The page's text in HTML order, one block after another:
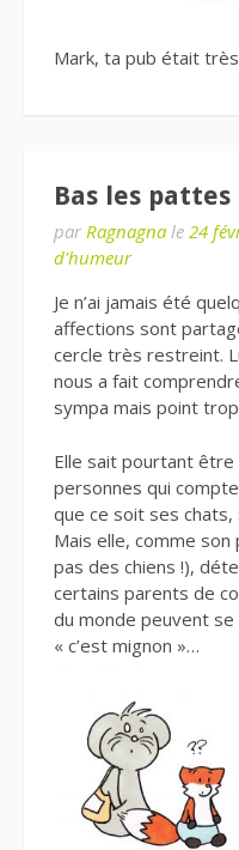
Mark, ta pub était
Bas les
par Ragnagna le 24
d'humeur
Je n’ai jamais été
affections sont
cercle très restreint.
nous a fait
sympa mais point
Elle sait pourtant
personnes qui
que ce soit ses chats,
Mais elle, comme
pas des chiens !),
certains parents de
du monde peuvent
« c’est mignon »…